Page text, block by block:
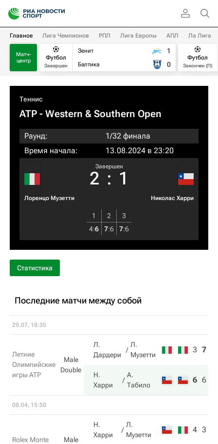
Главное Лига Чемпионов РПЛ Лига Европы АПЛ Ла Лига
Матч-
центр
Футбол
Завершен
Зенит
Балтика
1
0
Футбол
Закончен (П)
Теннис
ATP - Western & Southern Open
Раунд:
1/32 финала
Время начала:
13.08.2024 в 23:20
Лоренцо Музетти
Завершен
2 : 1
Николас Харри
1 2
3
4:6 7:6 7:6
Статистика
Последние матчи между собой
29.07, 18:35
Летние
Олимпийские
игры ATP
Male
Double
Л.
Дардери
Л.
Музетти
3 7
Н.
Харри
А.
Табило
6 6
08.04, 15:50
Rolex Monte
Male
Н.
Харри
Л.
Музетти
4 3